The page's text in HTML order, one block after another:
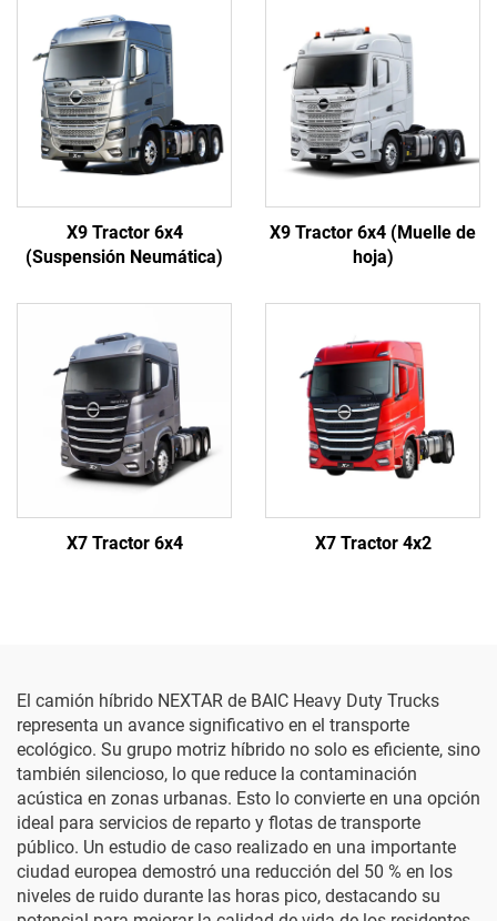
X9 Tractor 6x4
(Suspensión Neumática)
X9 Tractor 6x4 (Muelle de
hoja)
X7 Tractor 6x4 X7 Tractor 4x2
El camión híbrido NEXTAR de BAIC Heavy Duty Trucks
representa un avance significativo en el transporte
ecológico. Su grupo motriz híbrido no solo es eficiente, sino
también silencioso, lo que reduce la contaminación
acústica en zonas urbanas. Esto lo convierte en una opción
ideal para servicios de reparto y flotas de transporte
público. Un estudio de caso realizado en una importante
ciudad europea demostró una reducción del 50 % en los
niveles de ruido durante las horas pico, destacando su